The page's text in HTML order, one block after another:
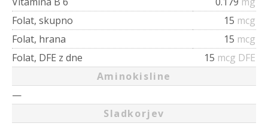
Folat, skupno
15 mcg
Folat, hrana
15 mcg
Folat, DFE z dne
15 mcg DFE
Aminokisline
—
Sladkorjev